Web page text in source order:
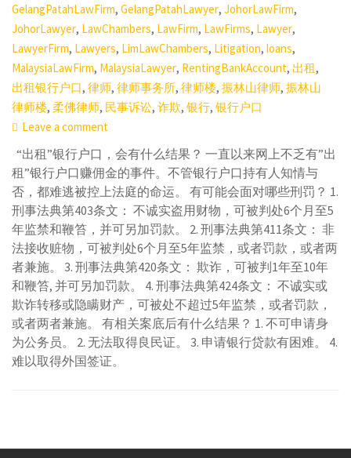
GelangPatahLawFirm,GelangPatahLawyer,JohorLawFirm,
JohorLawyer, LawChambers, LawFirm, LawFirms, Lawyer,
LawyerFirm, Lawyers, LimLawChambers, Litigation,loans,
MalaysiaLawFirm, MalaysiaLawyer, RentingBankAccount, 出租,
出租银行户口,律师,律师事务所,律师楼,振林山律师,振林山
律师楼,柔佛律师, 民事诉讼,诈欺,银行,银行户口
Leave a comment
“出租”银行户口，会有什么结果？ 一直以来网上不乏有”出
租”银行户口赚佣金的事件。不管银行户口持有人知情与
否，都难逃被控上法庭的命运。 有可能会面对哪些刑罚？ 1.
刑事法典第403条文： 不诚实盗用财物，可被判处6个月至5
年监禁和鞭笞，并可另加罚款。 2. 刑事法典第411条文： 非
法接收赃物，可被判处6个月至5年监禁，或者罚款，或者两
者兼施。 3. 刑事法典第420条文： 欺诈，可被判1年至10年
和鞭笞, 并可另加罚款。 4. 刑事法典第424条文： 不诚实或
欺诈转移或隐瞒财产，可被处不超过5年监禁，或者罚款，
或者两者兼施。 有相关案底后有什么结果？ 1. 不可申请身
为公务员。 2. 无法取得良民证。 3. 申请银行贷款有困难。 4.
难以取得外国签证。